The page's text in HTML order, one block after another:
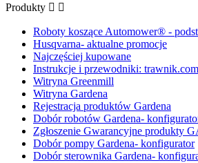
Produkty  
Roboty koszące Automower® -
Husqvarna- aktualne promocje
Najczęściej kupowane
Instrukcje i przewodniki: trawnik.com
Witryna Greenmill
Witryna Gardena
Rejestracja produktów Gardena
Dobór robotów Gardena-
Zgłoszenie Gwarancyjne produkty
Dobór pompy Gardena- konfigurator
Dobór sterownika Gardena-